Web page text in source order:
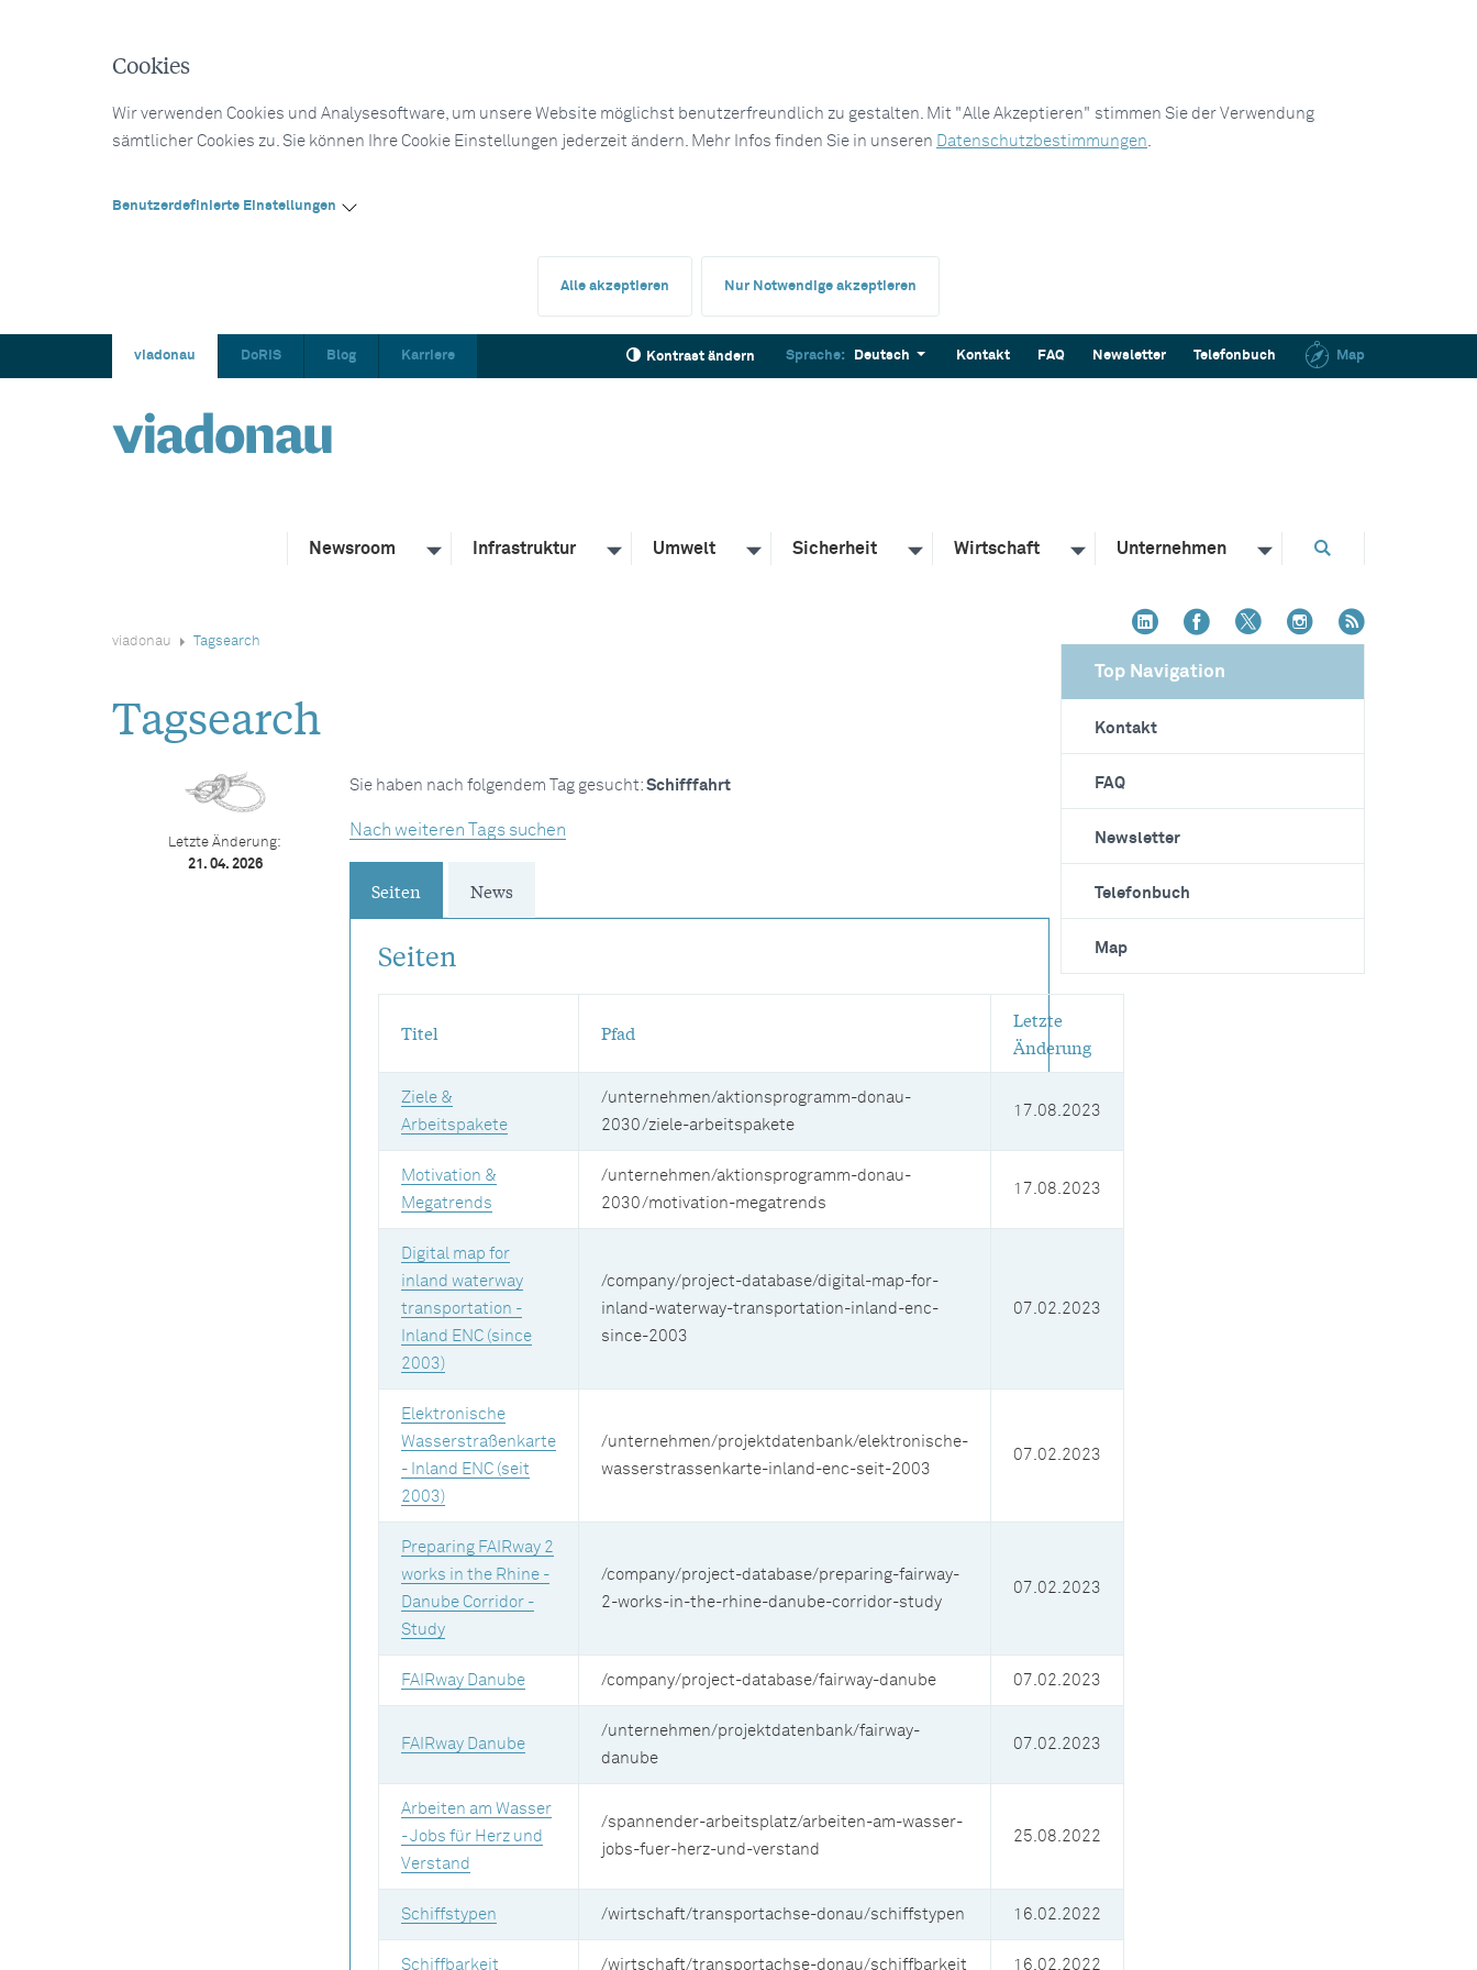
Cookies
Wir verwenden Cookies und Analysesoftware, um unsere Website möglichst benutzerfreundlich zu gestalten. Mit "Alle Akzeptieren" stimmen Sie der Verwendung
sämtlicher Cookies zu. Sie können Ihre Cookie Einstellungen jederzeit ändern. Mehr Infos finden Sie in unseren Datenschutzbestimmungen.
Benutzerdefinierte Einstellungen
Alle akzeptieren Nur Notwendige akzeptieren
viadonau DoRIS Blog Karriere Kontrast ändern Sprache: Deutsch Kontakt FAQ Newsletter Telefonbuch Map
Newsroom Infrastruktur Umwelt Sicherheit Wirtschaft Unternehmen
viadonau Tagsearch
Tagsearch
Sie haben nach folgendem Tag gesucht: Schifffahrt
Nach weiteren Tags suchen
Seiten News
Seiten
Titel Pfad
Letzte
Änderung
Ziele &
Arbeitspakete
/unternehmen/aktionsprogramm-donau-
2030/ziele-arbeitspakete
17.08.2023
Motivation &
Megatrends
/unternehmen/aktionsprogramm-donau-
2030/motivation-megatrends
17.08.2023
Digital map for
inland waterway
transportation -
Inland ENC (since
2003)
/company/project-database/digital-map-for-
inland-waterway-transportation-inland-enc-
since-2003
07.02.2023
Elektronische
Wasserstraßenkarte
- Inland ENC (seit
2003)
/unternehmen/projektdatenbank/elektronische-
wasserstrassenkarte-inland-enc-seit-2003
07.02.2023
Preparing FAIRway 2
works in the Rhine -
Danube Corridor -
Study
/company/project-database/preparing-fairway-
2-works-in-the-rhine-danube-corridor-study
07.02.2023
FAIRway Danube /company/project-database/fairway-danube 07.02.2023
FAIRway Danube
/unternehmen/projektdatenbank/fairway-
danube
07.02.2023
Arbeiten am Wasser
- Jobs für Herz und
Verstand
/spannender-arbeitsplatz/arbeiten-am-wasser-
jobs-fuer-herz-und-verstand
25.08.2022
Schiffstypen /wirtschaft/transportachse-donau/schiffstypen 16.02.2022
Schiffbarkeit /wirtschaft/transportachse-donau/schiffbarkeit 16.02.2022
Letzte Änderung:
21. 04. 2026
Top Navigation
Kontakt
FAQ
Newsletter
Telefonbuch
Map